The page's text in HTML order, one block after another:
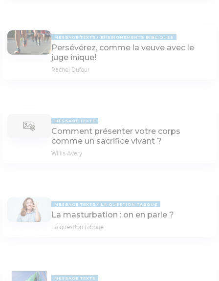
MESSAGE TEXTE ENSEIGNEMENTS BIBLIQUES
Persévérez, comme la veuve avec le
juge inique!
Rachel Dufour
MESSAGE TEXTE
Comment présenter votre corps
comme un sacrifice vivant ?
Willis Avery
MESSAGE TEXTE LA QUESTION TABOUE
La masturbation : on en parle ?
La question taboue
MESSAGE TEXTE